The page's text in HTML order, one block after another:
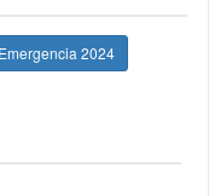
2024